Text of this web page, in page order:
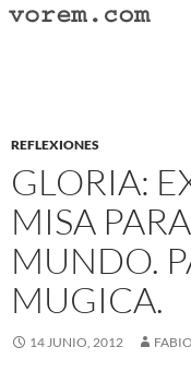
Saltar
REFLEXIONES
GLORIA:
MISA
MUNDO.
MUGICA.
14 JUNIO, 2012 FABIO